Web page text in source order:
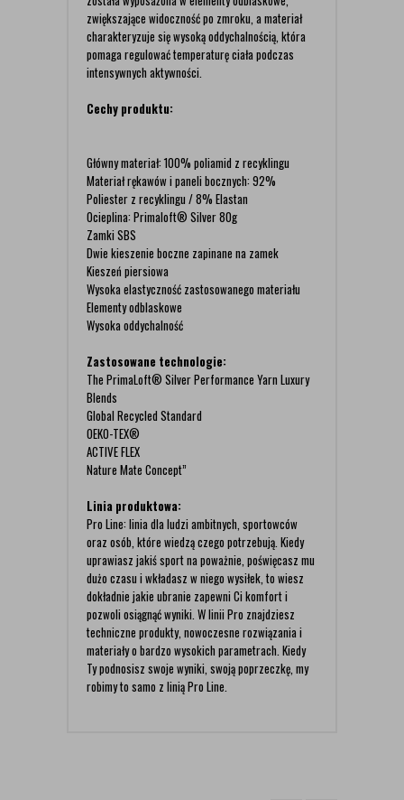
zwiększające widoczność po zmroku, a materiał
charakteryzuje się wysoką oddychalnością, która
pomaga regulować temperaturę ciała podczas
intensywnych aktywności.
Cechy produktu:
Główny materiał: 100% poliamid z recyklingu
Materiał rękawów i paneli bocznych: 92%
Poliester z recyklingu / 8% Elastan
Ocieplina: Primaloft® Silver 80g
Zamki SBS
Dwie kieszenie boczne zapinane na zamek
Kieszeń piersiowa
Wysoka elastyczność zastosowanego materiału
Elementy odblaskowe
Wysoka oddychalność
Zastosowane technologie:
The PrimaLoft® Silver Performance Yarn Luxury
Blends
Global Recycled Standard
OEKO-TEX®
ACTIVE FLEX
Nature Mate Concept”
Linia produktowa:
Pro Line: linia dla ludzi ambitnych, sportowców
oraz osób, które wiedzą czego potrzebują. Kiedy
uprawiasz jakiś sport na poważnie, poświęcasz mu
dużo czasu i wkładasz w niego wysiłek, to wiesz
dokładnie jakie ubranie zapewni Ci komfort i
pozwoli osiągnąć wyniki. W linii Pro znajdziesz
techniczne produkty, nowoczesne rozwiązania i
materiały o bardzo wysokich parametrach. Kiedy
Ty podnosisz swoje wyniki, swoją poprzeczkę, my
robimy to samo z linią Pro Line.